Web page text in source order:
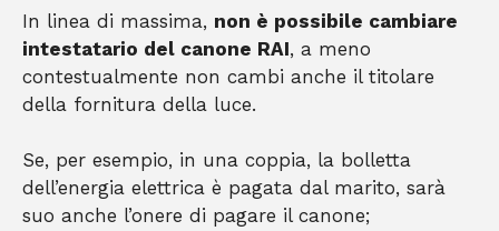
In linea di massima, non è possibile cambiare
intestatario del canone RAI, a meno
contestualmente non cambi anche il titolare
della fornitura della luce.
Se, per esempio, in una coppia, la bolletta
dell’energia elettrica è pagata dal marito, sarà
suo anche l’onere di pagare il canone;